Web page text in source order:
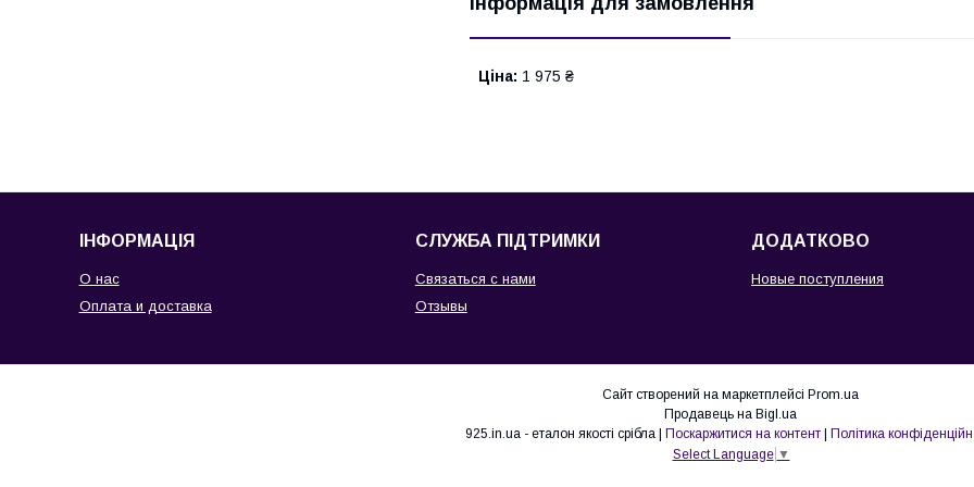
Ціна: 1 975 ₴
ІНФОРМАЦІЯ
О нас
Оплата и доставка
СЛУЖБА ПІДТРИМКИ
Связаться с нами
Отзывы
ДОДАТКОВО
Новые поступления
Сайт створений на маркетплейсі Prom.ua
Продавець на Bigl.ua
Поскаржитися на контент
Політика
Select Language ▼